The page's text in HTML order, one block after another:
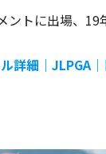
ントに出場、19
詳細｜JLPGA